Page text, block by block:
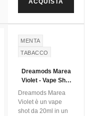
ACQUISTA
MENTA
TABACCO
BOSCO
Dreamods Marea
Violet - Vape Shot
20ml
Dreamods Marea
Violet è un vape
shot da 20ml in un